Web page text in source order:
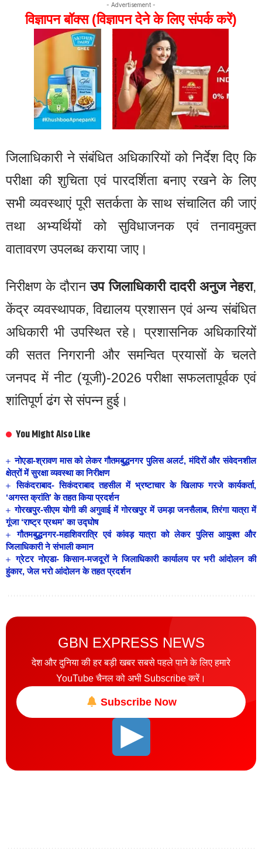
- Advertisement -
विज्ञापन बॉक्स (विज्ञापन देने के लिए संपर्क करें)
जिलाधिकारी ने संबंधित अधिकारियों को निर्देश दिए कि
परीक्षा की शुचिता एवं पारदर्शिता बनाए रखने के लिए
सभी व्यवस्थाएं पूरी सतर्कता के साथ संचालित की जाएं
तथा अभ्यर्थियों को सुविधाजनक एवं तनावमुक्त
वातावरण उपलब्ध कराया जाए।
निरीक्षण के दौरानउप जिलाधिकारी दादरी अनुज नेहरा,
केंद्र व्यवस्थापक, विद्यालय प्रशासन एवं अन्य संबंधित
अधिकारी भी उपस्थित रहे। प्रशासनिक अधिकारियों
की सतत निगरानी और समन्वित प्रयासों के चलते
जनपद में नीट (यूजी)-2026 परीक्षा सफलतापूर्वक एवं
शांतिपूर्ण ढंग से संपन्न हुई।
You Might Also Like
नोएडा-श्रावण मास को लेकर गौतमबुद्धनगर पुलिस अलर्ट, मंदिरों और संवेदनशील
क्षेत्रों में सुरक्षा व्यवस्था का निरीक्षण
सिकंदराबाद- सिकंदराबाद तहसील में भ्रष्टाचार के खिलाफ गरजे कार्यकर्ता,
‘अगस्त क्रांति’ के तहत किया प्रदर्शन
गोरखपुर-सीएम योगी की अगुवाई में गोरखपुर में उमड़ा जनसैलाब, तिरंगा यात्रा में
गूंजा ‘राष्ट्र प्रथम’ का उद्घोष
गौतमबुद्धनगर-महाशिवरात्रि एवं कांवड़ यात्रा को लेकर पुलिस आयुक्त और
जिलाधिकारी ने संभाली कमान
ग्रेटर नोएडा- किसान-मजदूरों ने जिलाधिकारी कार्यालय पर भरी आंदोलन की
हुंकार, जेल भरो आंदोलन के तहत प्रदर्शन
GBN EXPRESS NEWS
देश और दुनिया की हर बड़ी खबर सबसे पहले पाने के लिए हमारे
YouTube चैनल को अभी Subscribe करें।
Subscribe Now